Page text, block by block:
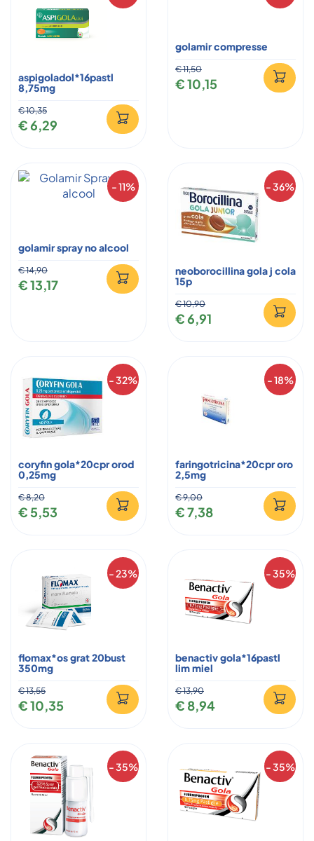
aspigoladol*16pastl
8,75mg
€ 10,35
€ 6,29
golamir compresse
€ 11,50
€ 10,15
- 11%
golamir spray no alcool
€ 14,90
€ 13,17
- 36%
neoborocillina gola j cola
15p
€ 10,90
€ 6,91
- 32%
coryfin gola*20cpr orod
0,25mg
€ 8,20
€ 5,53
- 18%
faringotricina*20cpr oro
2,5mg
€ 9,00
€ 7,38
- 23%
flomax*os grat 20bust
350mg
€ 13,55
€ 10,35
- 35%
benactiv gola*16pastl
lim miel
€ 13,90
€ 8,94
- 35% - 35%